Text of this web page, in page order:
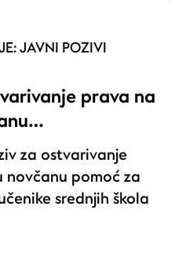
JAVNI POZIVI
prava na
za ostvarivanje
pomoć za
srednjih škola